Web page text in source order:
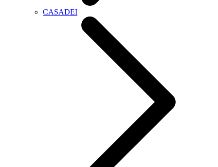
CASADEI